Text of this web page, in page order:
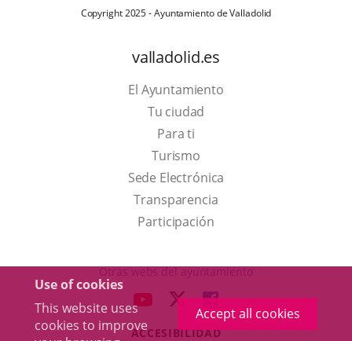
Use of cookies
This website uses
cookies to improve
Accept all cookies
Copyright 2025 - Ayuntamiento de Valladolid
valladolid.es
El Ayuntamiento
Tu ciudad
Para ti
TurismoThis
link
will
open
a
up
window.
Sede Electrónica
Transparencia
Participación
Otras webs del ayuntamiento
LINK LINK
TO
LINK
TO
ACCESIBILIDAD